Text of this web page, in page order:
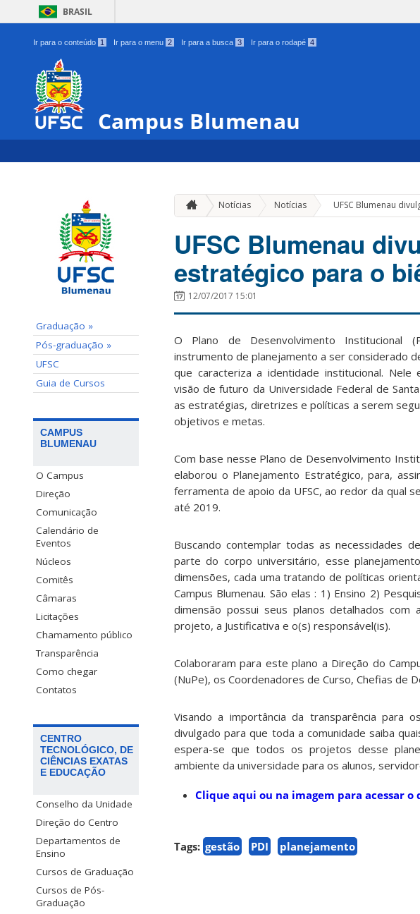
BRASIL
Ir para o conteúdo 1 Ir para o menu 2 Ir para a busca 3 Ir para o rodapé 4
Campus Blumenau
Graduação »
Pós-graduação »
UFSC
Guia de Cursos
CAMPUS
BLUMENAU
O Campus
Direção
Comunicação
Calendário de
Eventos
Núcleos
Comitês
Câmaras
Licitações
Chamamento público
Transparência
Como chegar
Contatos
CENTRO
TECNOLÓGICO, DE
CIÊNCIAS EXATAS
E EDUCAÇÃO
Conselho da Unidade
Direção do Centro
Departamentos de
Ensino
Cursos de Graduação
Cursos de Pós-
Graduação
Notícias Notícias » UFSC Blumenau
UFSC Blumenau
estratégico para o
12/07/2017 15:01
O Plano de Desenvolvimento Institucional
instrumento de planejamento a ser considerado
que caracteriza a identidade institucional.
visão de futuro da Universidade Federal de
as estratégias, diretrizes e políticas a serem
objetivos e metas.
Com base nesse Plano de Desenvolvimento
elaborou o Planejamento Estratégico, para,
ferramenta de apoio da UFSC, ao redor da qual
até 2019.
Buscando contemplar todas as necessidades
parte do corpo universitário, esse
dimensões, cada uma tratando de políticas
Campus Blumenau. São elas : 1) Ensino 2)
dimensão possui seus planos detalhados
projeto, a Justificativa e o(s) responsável(is).
Colaboraram para este plano a Direção do
(NuPe), os Coordenadores de Curso, Chefias de
Visando a importância da transparência para
divulgado para que toda a comunidade saiba
espera-se que todos os projetos desse
ambiente da universidade para os alunos,
Clique aqui ou na imagem para acessar
Tags: gestão PDI planejamento